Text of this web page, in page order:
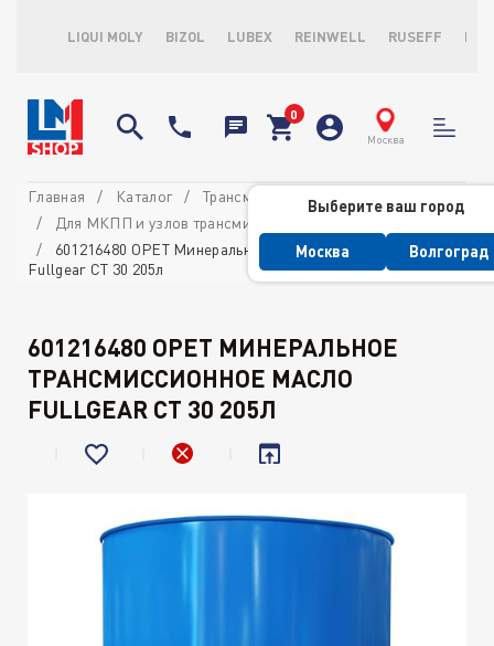
LIQUI MOLY BIZOL LUBEX REINWELL RUSEFF
Москва
Выберите ваш город
Москва Волгоград
Главная Каталог
Трансмиссионные масла и ATF
Для МКПП и узлов трансмиссии
601216480 OPET Минеральное трансмиссионное масло
Fullgear CT 30 205л
601216480 OPET МИНЕРАЛЬНОЕ
ТРАНСМИССИОННОЕ МАСЛО
FULLGEAR CT 30 205Л